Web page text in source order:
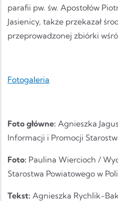
parafii pw. św. Apostołów
Jasienicy, także przekazał
przeprowadzonej zbiórki
Fotogaleria
Foto główne: Agnieszka
Informacji i Promocji
Foto: Paulina Wiercioch /
Starostwa Powiatowego w
Tekst: Agnieszka Rychlik-